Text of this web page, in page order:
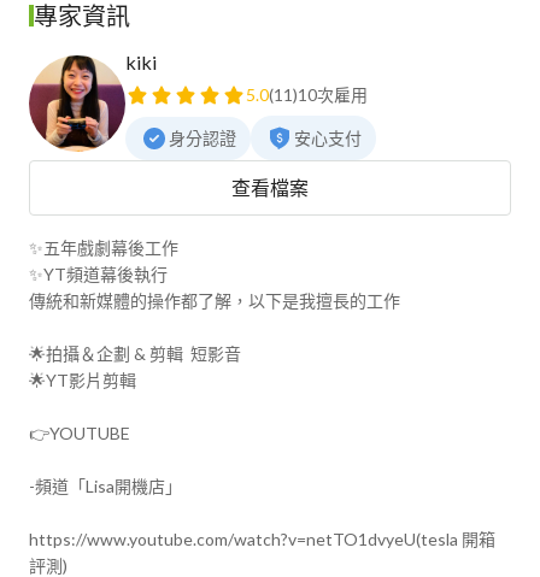
專家資訊
kiki
5.0(11)10次雇用
身分認證 安心支付
查看檔案
✨五年戲劇幕後工作
✨YT頻道幕後執行
傳統和新媒體的操作都了解，以下是我擅長的工作
🌟拍攝＆企劃 & 剪輯  短影音
🌟YT影片剪輯
👉YOUTUBE
-頻道「Lisa開機店」
https://www.youtube.com/watch?v=netTO1dvyeU(tesla 開箱
評測)